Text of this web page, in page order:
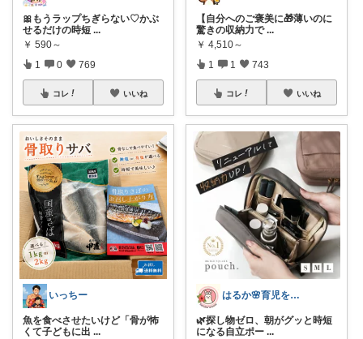
🎀もうラップちぎらない♡かぶ
せるだけの時短 ...
￥ 590～
1 0 769
コレ いいね
いっちー
魚を食べさせたいけど「骨が怖
くて子どもに出 ...
【自分へのご褒美に🎁薄いのに
驚きの収納力で ...
￥ 4,510～
1 1 743
コレ いいね
はるか🌸育児をラクに、もっと楽しく♪
🌿探し物ゼロ、朝がグッと時短
になる自立ポー ...